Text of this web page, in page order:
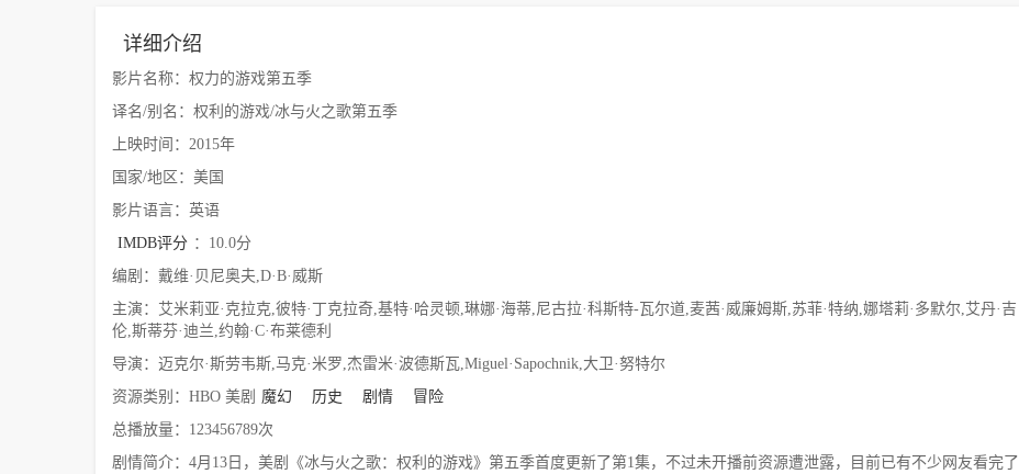
详细介绍
影片名称：权力的游戏第五季
译名/别名：权利的游戏/冰与火之歌第五季
上映时间：2015年
国家/地区：美国
影片语言：英语
IMDB评分 ：10.0分
编剧：戴维·贝尼奥夫,D·B·威斯
主演：艾米莉亚·克拉克,彼特·丁克拉奇,基特·哈灵顿,琳娜·海蒂,尼古拉·科斯特-瓦尔道,麦茜·威廉姆斯,苏菲·特纳,娜塔莉·多默尔,艾丹·吉
伦,斯蒂芬·迪兰,约翰·C·布莱德利
导演：迈克尔·斯劳韦斯,马克·米罗,杰雷米·波德斯瓦,Miguel·Sapochnik,大卫·努特尔
资源类别：HBO 美剧 魔幻 历史 剧情
冒险
总播放量：123456789次
剧情简介：4月13日，美剧《冰与火之歌：权利的游戏》第五季首度更新了第1集，不过未开播前资源遭泄露，目前已有不少网友看完了